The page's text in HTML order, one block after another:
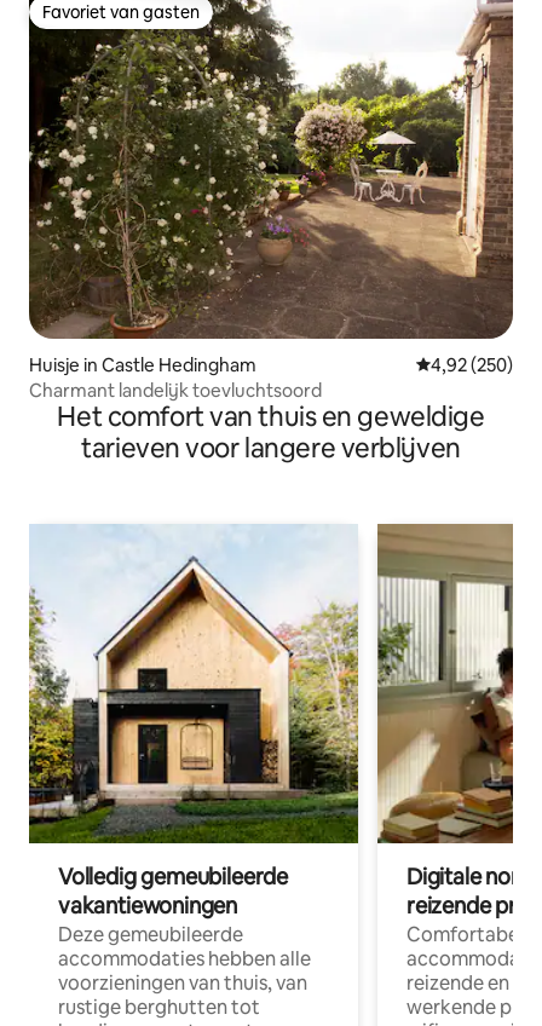
Favoriet van gasten
Favoriet van gasten
Huisje in Castle Hedingham Gemiddelde
4,92 (250)
Charmant landelijk toevluchtsoord
Het comfort van thuis en geweldige
tarieven voor langere verblijven
Volledig gemeubileerde
vakantiewoningen
Deze gemeubileerde
accommodaties hebben alle
voorzieningen van thuis, van
rustige berghutten tot
Digitale
reizende
Comfortabele
reizende en
werkende